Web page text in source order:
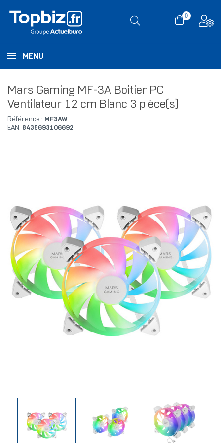
0
MENU
Mars Gaming MF-3A Boitier PC
Ventilateur 12 cm Blanc 3 pièce(s)
Référence : MF3AW
EAN: 8435693106692